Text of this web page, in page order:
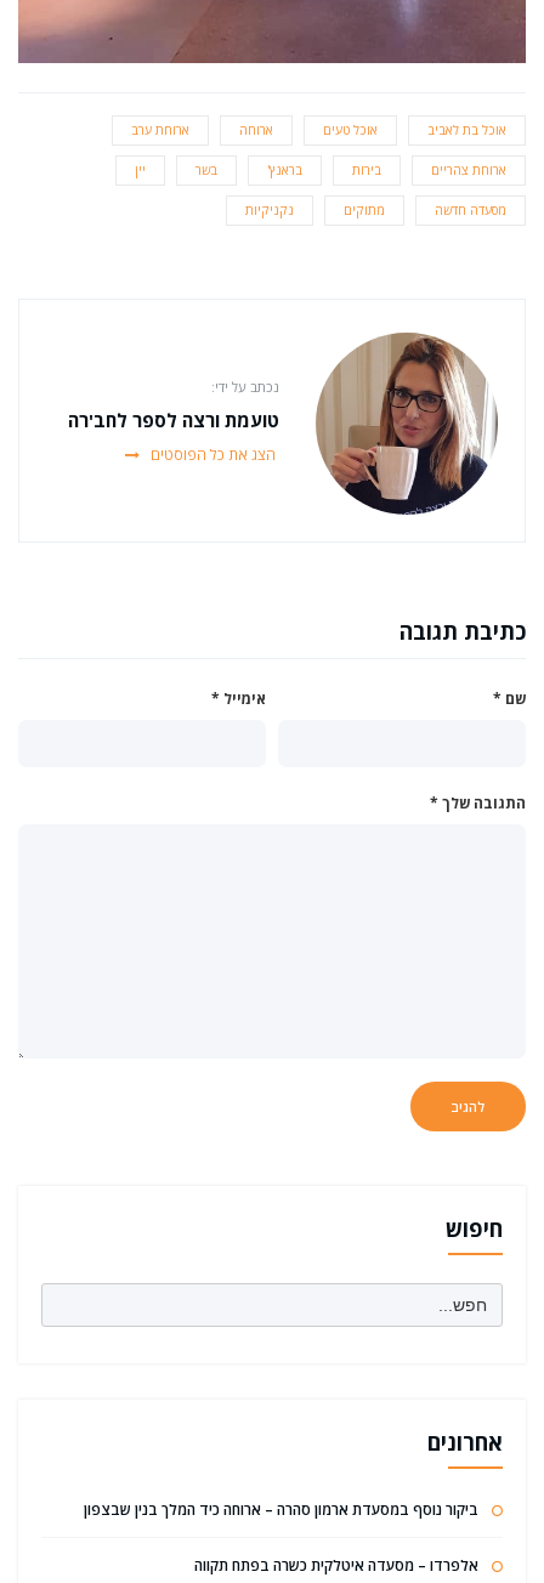
אוכל בת לאביב אוכל טעים ארוחה ארוחת ערב
ארוחת צהריים בירות בראנץ' בשר יין
מסעדה חדשה מתוקים נקניקיות
נכתב על ידי:
טועמת ורצה לספר לחב'רה
הצג את כל הפוסטים
כתיבת תגובה
שם * אימייל *
התגובה שלך *
חיפוש
Search
for:
אחרונים
ביקור נוסף במסעדת ארמון סהרה – ארוחה כיד המלך בנין שבצפון
אלפרדו – מסעדה איטלקית כשרה בפתח תקווה